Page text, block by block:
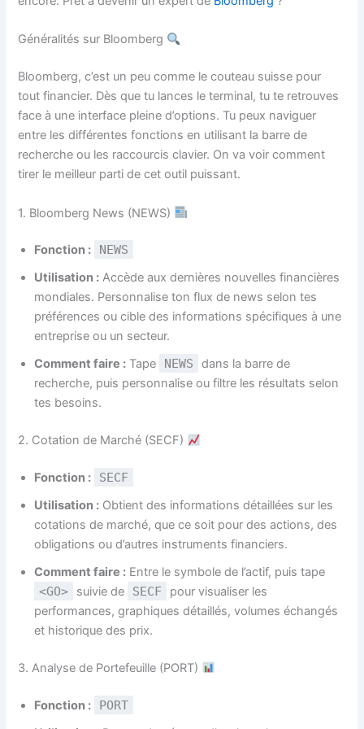
Généralités sur Bloomberg
Bloomberg, c’est un peu comme le couteau suisse pour
tout financier. Dès que tu lances le terminal, tu te retrouves
face à une interface pleine d’options. Tu peux naviguer
entre les différentes fonctions en utilisant la barre de
recherche ou les raccourcis clavier. On va voir comment
tirer le meilleur parti de cet outil puissant.
1. Bloomberg News (NEWS)
Fonction : NEWS
Utilisation : Accède aux dernières nouvelles financières
mondiales. Personnalise ton flux de news selon tes
préférences ou cible des informations spécifiques à une
entreprise ou un secteur.
Comment faire : Tape NEWS
dans la barre de
recherche, puis personnalise ou filtre les résultats selon
tes besoins.
2. Cotation de Marché (SECF)
Fonction : SECF
Utilisation : Obtient des informations détaillées sur les
cotations de marché, que ce soit pour des actions, des
obligations ou d’autres instruments financiers.
Comment faire : Entre le symbole de l’actif, puis tape
<GO> suivie de SECF
pour visualiser les
performances, graphiques détaillés, volumes échangés
et historique des prix.
3. Analyse de Portefeuille (PORT)
Fonction : PORT